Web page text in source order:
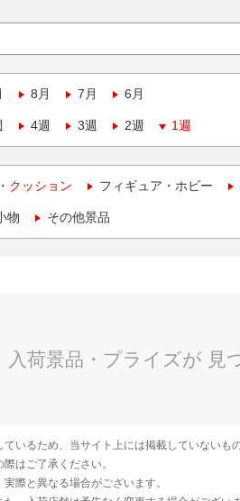
8月 7月 6月
4週 3週 2週 1週
クッション フィギュア・ホビー
物 その他景品